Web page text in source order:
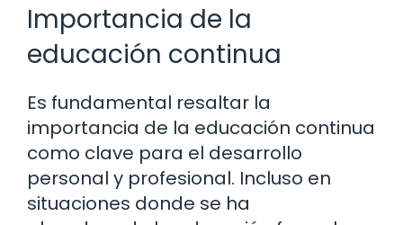
Importancia de la
educación continua
Es fundamental resaltar la
importancia de la educación continua
como clave para el desarrollo
personal y profesional. Incluso en
situaciones donde se ha